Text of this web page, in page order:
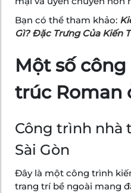
Bạn có thể tham khảo:
Gì? Đặc Trưng Của Kiến
Một số
trúc Roman
Công trình nhà
Sài Gòn
Đây là một công trình
trang trí bề ngoài mang